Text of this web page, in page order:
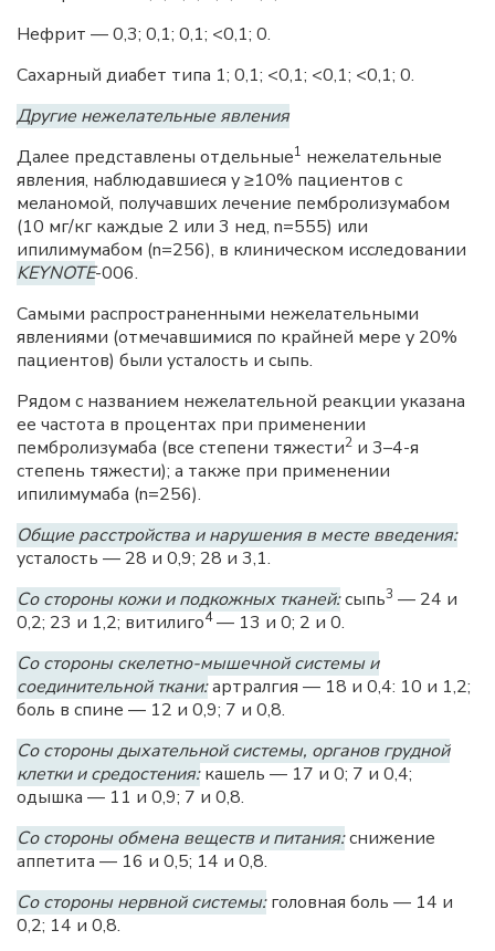
Нефрит — 0,3; 0,1; 0,1; <0,1; 0.
Сахарный диабет типа 1; 0,1; <0,1; <0,1; <0,1; 0.
Другие нежелательные явления
Далее представлены отдельные1 нежелательные
явления, наблюдавшиеся у ≥10% пациентов с
меланомой, получавших лечение пембролизумабом
(10 мг/кг каждые 2 или 3 нед, n=555) или
ипилимумабом (n=256), в клиническом исследовании
KEYNOTE-006.
Самыми распространенными нежелательными
явлениями (отмечавшимися по крайней мере у 20%
пациентов) были усталость и сыпь.
Рядом с названием нежелательной реакции указана
ее частота в процентах при применении
пембролизумаба (все степени тяжести2 и 3–4-я
степень тяжести); а также при применении
ипилимумаба (n=256).
Общие расстройства и нарушения в месте введения:
усталость — 28 и 0,9; 28 и 3,1.
Со стороны кожи и подкожных тканей:сыпь3 — 24 и
0,2; 23 и 1,2; витилиго4— 13 и 0; 2 и 0.
Со стороны скелетно-мышечной системы и
соединительной ткани:артралгия — 18 и 0,4: 10 и 1,2;
боль в спине — 12 и 0,9; 7 и 0,8.
Со стороны дыхательной системы, органов грудной
клетки и средостения:кашель — 17 и 0; 7 и 0,4;
одышка — 11 и 0,9; 7 и 0,8.
Со стороны обмена веществ и питания:снижение
аппетита — 16 и 0,5; 14 и 0,8.
Со стороны нервной системы:головная боль — 14 и
0,2; 14 и 0,8.